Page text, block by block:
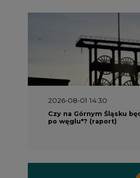
2026-08-01 14:30
Czy na Górnym Śląsku
po węglu"? (raport)